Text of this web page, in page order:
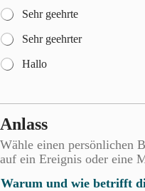
Sehr geehrte
Sehr geehrter
Hallo
Anlass
Wähle einen persönlichen
auf ein Ereignis oder eine
Warum und wie betrifft